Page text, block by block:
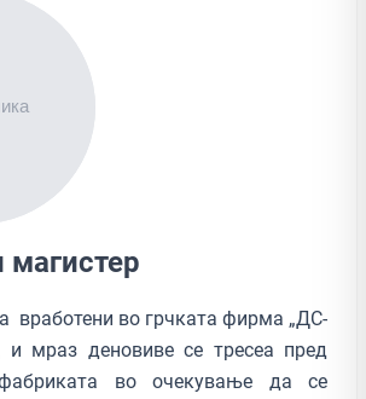
магистер
вработени во грчката фирма „ДС-
и мраз деновиве се тресеа пред
во очекување да се